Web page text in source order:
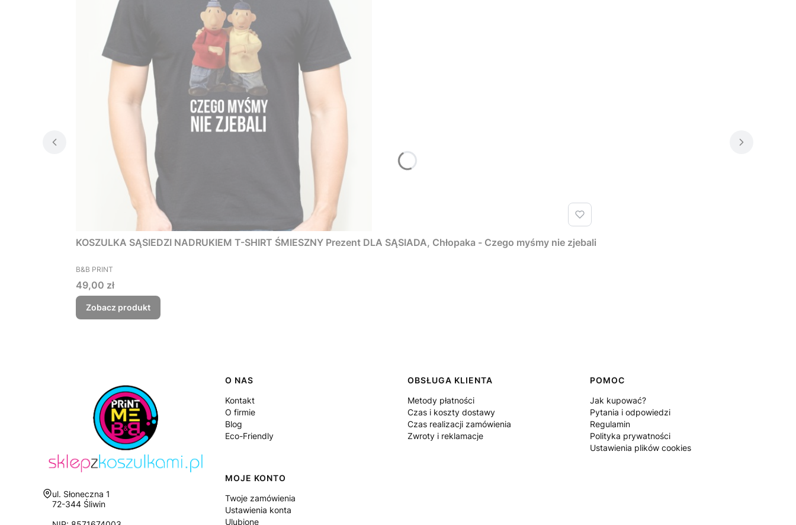
KOSZULKA SĄSIEDZI NADRUKIEM T-SHIRT ŚMIESZNY Prezent DLA SĄSIADA, Chłopaka - Czego myśmy nie zjebali
PRODUCENT
B&B PRINT
Cena
49,00 zł
Zobacz produkt
Adres:
ul. Słoneczna 1
72-344 Śliwin
Linki w stopce
O NAS
Kontakt
O firmie
Blog
Eco-Friendly
OBSŁUGA KLIENTA
Metody płatności
Czas i koszty dostawy
Czas realizacji zamówienia
Zwroty i reklamacje
POMOC
Jak kupować?
Pytania i odpowiedzi
Regulamin
Polityka prywatności
Ustawienia plików cookies
MOJE KONTO
Twoje zamówienia
Ustawienia konta
Ulubione